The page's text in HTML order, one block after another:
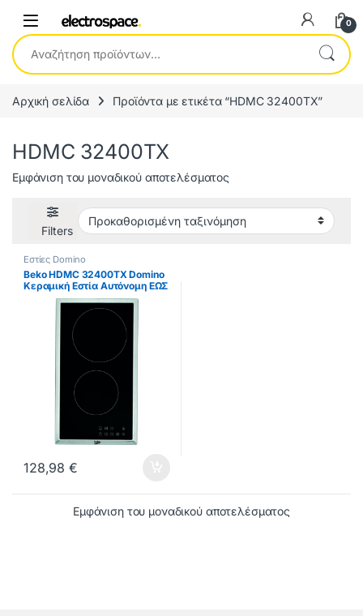
0
Αναζήτηση για:
Αρχική σελίδα Προϊόντα με ετικέτα “HDMC 32400TX”
HDMC 32400TX
Εμφάνιση του μοναδικού αποτελέσματος
Filters
Εστίες Domino
Beko HDMC 32400TX Domino
Κεραμική Εστία Αυτόνομη ΕΩΣ
12 ΔΟΣΕΙΣ
128,98€
Εμφάνιση του μοναδικού αποτελέσματος